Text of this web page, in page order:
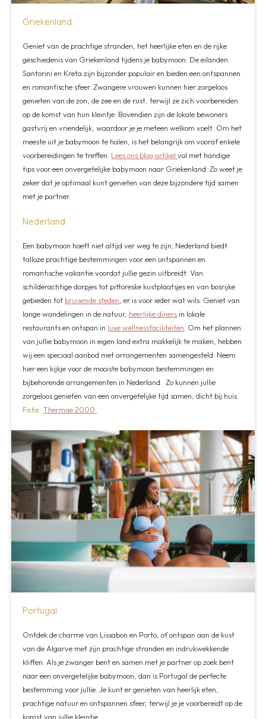
Griekenland
Geniet van de prachtige stranden, het heerlijke eten en de rijke
geschiedenis van Griekenland tijdens je babymoon. De eilanden
Santorini en Kreta zijn bijzonder populair en bieden een ontspannen
en romantische sfeer. Zwangere vrouwen kunnen hier zorgeloos
genieten van de zon, de zee en de rust, terwijl ze zich voorbereiden
op de komst van hun kleintje. Bovendien zijn de lokale bewoners
gastvrij en vriendelijk, waardoor je je meteen welkom voelt. Om het
meeste uit je babymoon te halen, is het belangrijk om vooraf enkele
voorbereidingen te treffen. Lees ons blog artikelvol met handige
tips voor een onvergetelijke babymoon naar Griekenland. Zo weet je
zeker dat je optimaal kunt genieten van deze bijzondere tijd samen
met je partner.
Nederland
Een babymoon hoeft niet altijd ver weg te zijn; Nederland biedt
talloze prachtige bestemmingen voor een ontspannen en
romantische vakantie voordat jullie gezin uitbreidt. Van
schilderachtige dorpjes tot pittoreske kustplaatsjes en van bosrijke
gebieden tot bruisende steden , er is voor ieder wat wils. Geniet van
lange wandelingen in de natuur, heerlijke diners in lokale
restaurants en ontspan in luxe wellnessfaciliteiten . Om het plannen
van jullie babymoon in eigen land extra makkelijk te maken, hebben
wij een speciaal aanbod met arrangementen samengesteld. Neem
hier een kijkje voor de mooiste babymoon bestemmingen en
bijbehorende arrangementen in Nederland. Zo kunnen jullie
zorgeloos genieten van een onvergetelijke tijd samen, dicht bij huis.
Foto: Thermae 2000
Portugal
Ontdek de charme van Lissabon en Porto, of ontspan aan de kust
van de Algarve met zijn prachtige stranden en indrukwekkende
kliffen. Als je zwanger bent en samen met je partner op zoek bent
naar een onvergetelijke babymoon, dan is Portugal de perfecte
bestemming voor jullie. Je kunt er genieten van heerlijk eten,
prachtige natuur en ontspannen sfeer, terwijl je je voorbereidt op de
komst van jullie kleintje.